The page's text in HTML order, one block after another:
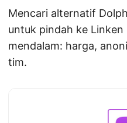
Mencari alternatif
untuk pindah ke Linken
mendalam: harga,
tim.